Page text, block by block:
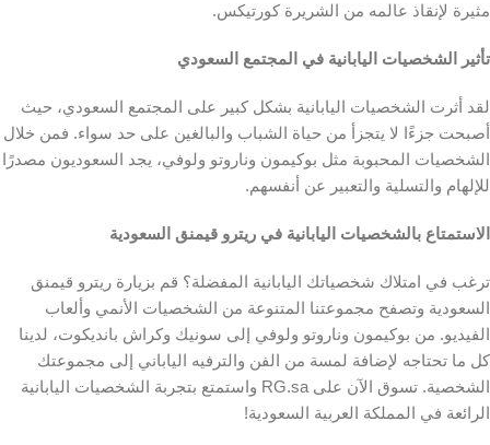
مثيرة لإنقاذ عالمه من الشريرة كورتيكس.
تأثير الشخصيات اليابانية في المجتمع السعودي
لقد أثرت الشخصيات اليابانية بشكل كبير على المجتمع السعودي، حيث
أصبحت جزءًا لا يتجزأ من حياة الشباب والبالغين على حد سواء. فمن خلال
الشخصيات المحبوبة مثل بوكيمون وناروتو ولوفي، يجد السعوديون مصدرًا
للإلهام والتسلية والتعبير عن أنفسهم.
الاستمتاع بالشخصيات اليابانية في ريترو قيمنق السعودية
ترغب في امتلاك شخصياتك اليابانية المفضلة؟ قم بزيارة ريترو قيمنق
السعودية وتصفح مجموعتنا المتنوعة من الشخصيات الأنمي وألعاب
الفيديو. من بوكيمون وناروتو ولوفي إلى سونيك وكراش بانديكوت، لدينا
كل ما تحتاجه لإضافة لمسة من الفن والترفيه الياباني إلى مجموعتك
الشخصية. تسوق الآن على RG.sa واستمتع بتجربة الشخصيات اليابانية
الرائعة في المملكة العربية السعودية!